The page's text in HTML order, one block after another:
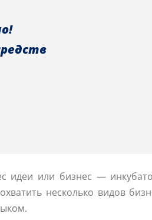
идеи или бизнес —
несколько видов